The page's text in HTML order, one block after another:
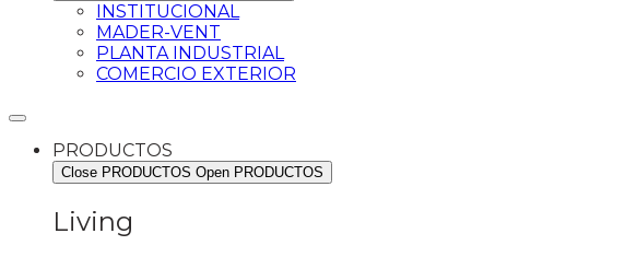
INSTITUCIONAL
MADER-VENT
PLANTA INDUSTRIAL
COMERCIO EXTERIOR
PRODUCTOS
Close PRODUCTOS Open PRODUCTOS
Living